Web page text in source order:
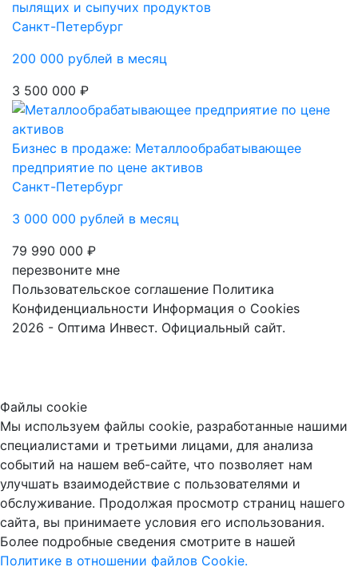
пылящих и сыпучих продуктов
Санкт-Петербург
200 000 рублей в месяц
3 500 000 ₽
Бизнес в продаже: Металлообрабатывающее
предприятие по цене активов
Санкт-Петербург
3 000 000 рублей в месяц
79 990 000 ₽
перезвоните мне
Пользовательское соглашение Политика
Конфиденциальности Информация о Cookies
2026 - Оптима Инвест. Официальный сайт.
Файлы cookie
Мы используем файлы cookie, разработанные нашими
специалистами и третьими лицами, для анализа
событий на нашем веб-сайте, что позволяет нам
улучшать взаимодействие с пользователями и
обслуживание. Продолжая просмотр страниц нашего
сайта, вы принимаете условия его использования.
Более подробные сведения смотрите в нашей
Политике в отношении файлов Cookie.